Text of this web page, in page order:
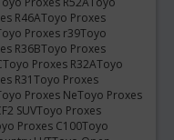
R46AToyo Proxes
Proxes r39Toyo
R36BToyo Proxes
Toyo Proxes R32AToyo
R31Toyo Proxes
Proxes NeToyo Proxes
SUVToyo Proxes
Proxes C100Toyo